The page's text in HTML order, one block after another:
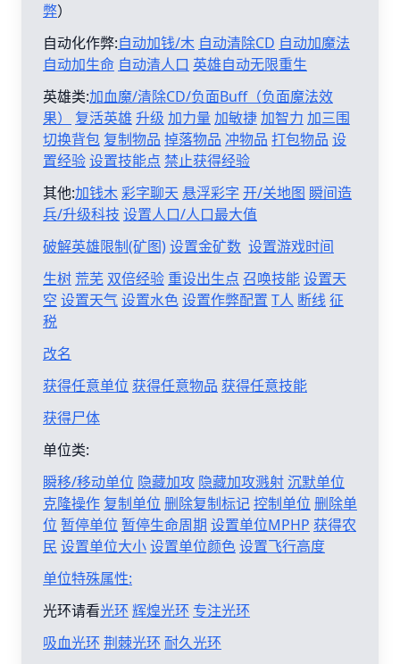
弊）
自动化作弊:自动加钱/木 自动清除CD 自动加魔法
自动加生命 自动清人口 英雄自动无限重生
英雄类:加血魔/清除CD/负面Buff（负面魔法效
果）
复活英雄 升级 加力量 加敏捷加智力 加三围
切换背包 复制物品 掉落物品 冲物品 打包物品 设
置经验设置技能点 禁止获得经验
其他:加钱木彩字聊天 悬浮彩字 开/关地图 瞬间造
兵/升级科技 设置人口/人口最大值
破解英雄限制(矿图)设置金矿数 设置游戏时间
生树 荒芜 双倍经验 重设出生点 召唤技能设置天
空 设置天气设置水色设置作弊配置 T人 断线征
税
改名
获得任意单位 获得任意物品 获得任意技能
获得尸体
单位类:
瞬移/移动单位 隐藏加攻 隐藏加攻溅射沉默单位
克隆操作 复制单位 删除复制标记控制单位 删除单
位 暂停单位 暂停生命周期 设置单位MPHP 获得农
民 设置单位大小设置单位颜色设置飞行高度
单位特殊属性:
光环请看光环 辉煌光环 专注光环
吸血光环 荆棘光环 耐久光环